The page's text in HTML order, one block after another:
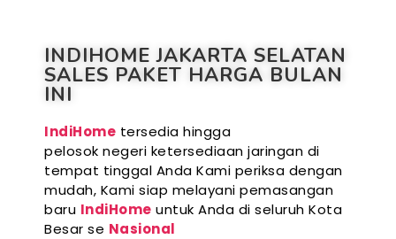
INDIHOME JAKARTA SELATAN
SALES PAKET HARGA BULAN
INI
IndiHome tersedia hingga
pelosok negeri ketersediaan jaringan di
tempat tinggal Anda Kami periksa dengan
mudah, Kami siap melayani pemasangan
baru IndiHome untuk Anda di seluruh Kota
Besar se Nasional